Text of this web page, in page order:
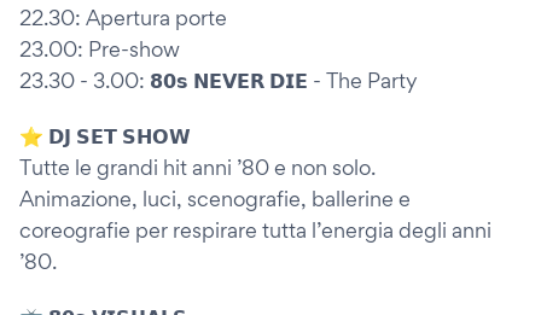
22.30: Apertura porte
23.00: Pre-show
23.30 - 3.00: 𝟴𝟬𝘀 𝗡𝗘𝗩𝗘𝗥 𝗗𝗜𝗘 - The Party
⭐️ 𝗗𝗝 𝗦𝗘𝗧 𝗦𝗛𝗢𝗪
Tutte le grandi hit anni ’80 e non solo.
Animazione, luci, scenografie, ballerine e
coreografie per respirare tutta l’energia degli anni
’80.